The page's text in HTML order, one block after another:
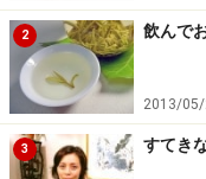
2 飲んで
2013/05/
3 すてき